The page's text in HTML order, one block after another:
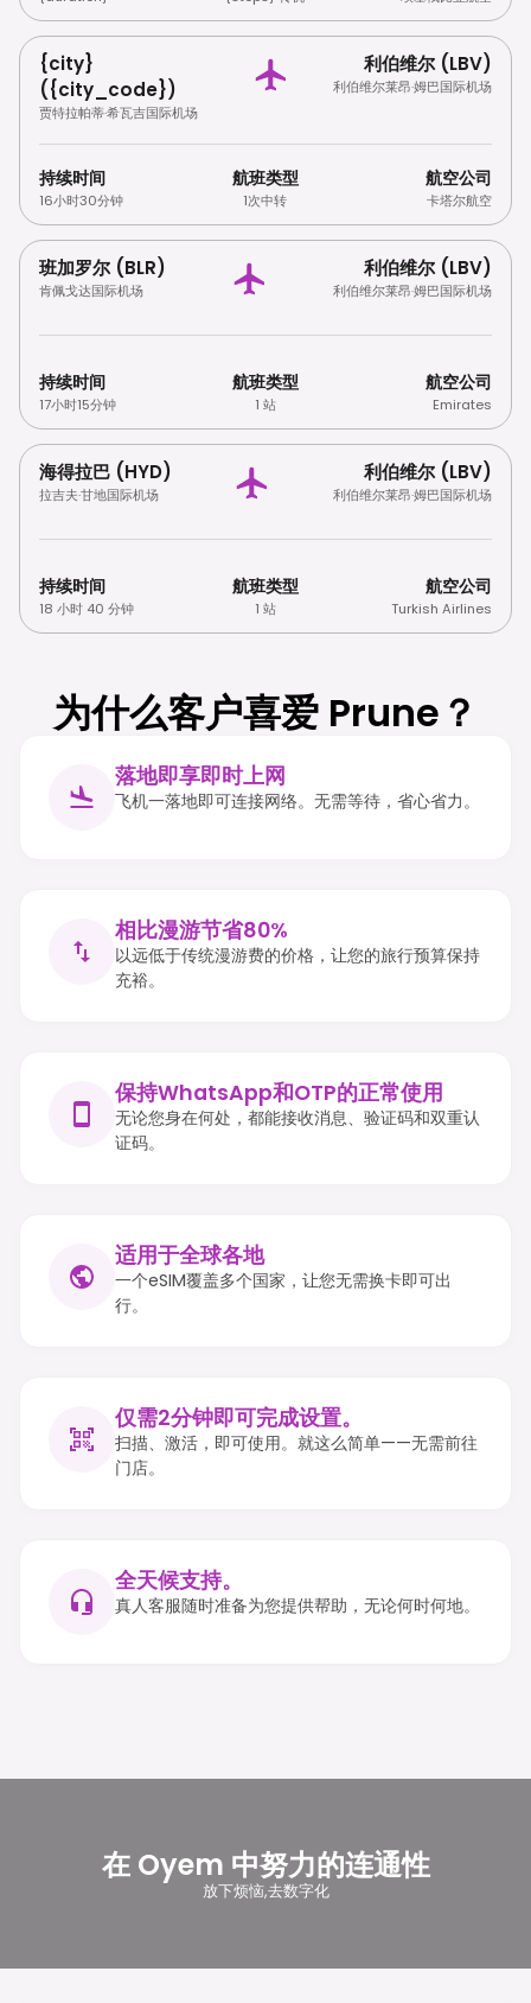
{city}
({city_code})
贾特拉帕蒂·希瓦吉国际机场
利伯维尔 (LBV)
利伯维尔莱昂·姆巴国际机场
持续时间
16小时30分钟
航班类型
1次中转
航空公司
卡塔尔航空
班加罗尔 (BLR)
肯佩戈达国际机场
利伯维尔 (LBV)
利伯维尔莱昂·姆巴国际机场
持续时间
17小时15分钟
航班类型
1 站
航空公司
Emirates
海得拉巴 (HYD)
拉吉夫·甘地国际机场
利伯维尔 (LBV)
利伯维尔莱昂·姆巴国际机场
持续时间
18 小时 40 分钟
航班类型
1 站
航空公司
Turkish Airlines
为什么客户喜爱 Prune？
落地即享即时上网
飞机一落地即可连接网络。无需等待，省心省力。
相比漫游节省80%
以远低于传统漫游费的价格，让您的旅行预算保持
充裕。
保持WhatsApp和OTP的正常使用
无论您身在何处，都能接收消息、验证码和双重认
证码。
适用于全球各地
一个eSIM覆盖多个国家，让您无需换卡即可出
行。
仅需2分钟即可完成设置。
扫描、激活，即可使用。就这么简单——无需前往
门店。
全天候支持。
真人客服随时准备为您提供帮助，无论何时何地。
在 Oyem 中努力的连通性
放下烦恼,去数字化